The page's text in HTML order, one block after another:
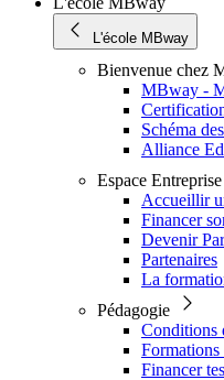
L'école MBway
Bienvenue chez
MBway -
Schéma
Alliance
Espace Entreprise
Accueillir
Financer
Devenir
Partenaires
La
Pédagogie
Conditions
Formations
Financer